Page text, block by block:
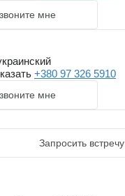
мне
+380 97 326 5910
мне
Запросить встречу